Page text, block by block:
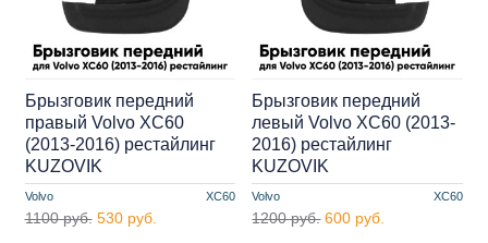
Volvo XC60
Брызговик передний
правый Volvo XC60
(2013-2016) рестайлинг
KUZOVIK
1100 руб. 530 руб.
Volvo XC60
Брызговик передний
левый Volvo XC60 (2013-
2016) рестайлинг
KUZOVIK
1200 руб. 600 руб.